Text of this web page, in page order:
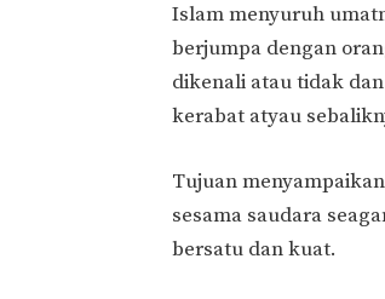
Islam menyuruh
berjumpa dengan
dikenali atau tidak
kerabat atyau
Tujuan
sesama saudara
bersatu dan kuat.